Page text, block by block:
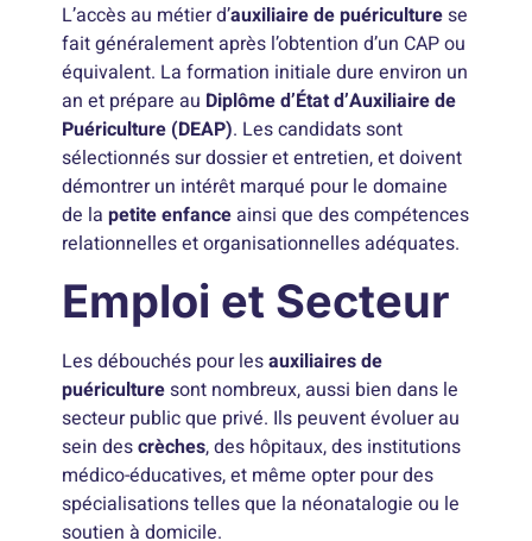
L’accès au métier d’auxiliaire de puériculturese
fait généralement après l’obtention d’un CAP ou
équivalent. La formation initiale dure environ un
an et prépare au Diplôme d’État d’Auxiliaire de
Puériculture (DEAP). Les candidats sont
sélectionnés sur dossier et entretien, et doivent
démontrer un intérêt marqué pour le domaine
de lapetite enfanceainsi que des compétences
relationnelles et organisationnelles adéquates.
Emploi et Secteur
Les débouchés pour lesauxiliaires de
puériculturesont nombreux, aussi bien dans le
secteur public que privé. Ils peuvent évoluer au
sein descrèches, des hôpitaux, des institutions
médico-éducatives, et même opter pour des
spécialisations telles que la néonatalogie ou le
soutien à domicile.